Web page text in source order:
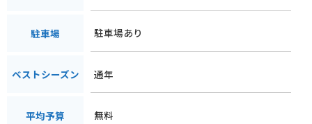
駐車場 駐車場あり
ベストシーズン 通年
平均予算 無料